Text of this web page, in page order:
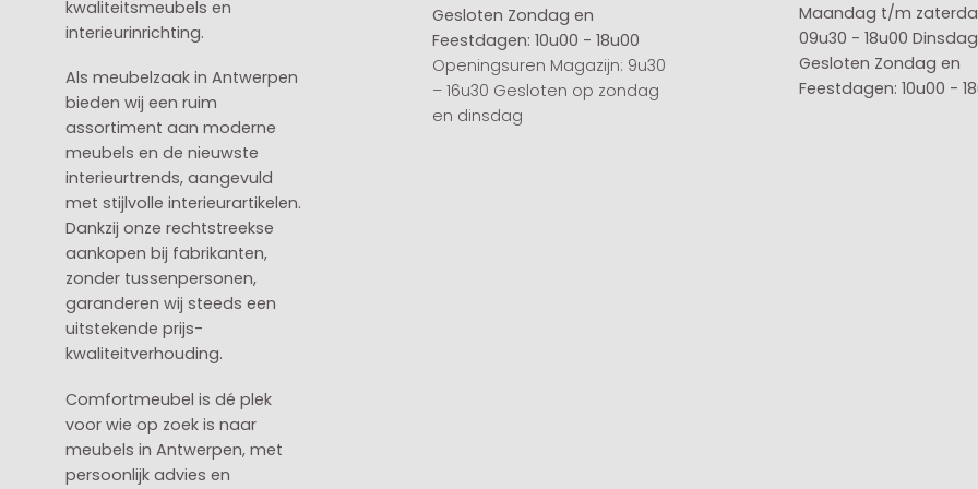
kwaliteitsmeubels en
interieurinrichting.
Als meubelzaak in Antwerpen
bieden wij een ruim
assortiment aan moderne
meubels en de nieuwste
interieurtrends, aangevuld
met stijlvolle interieurartikelen.
Dankzij onze rechtstreekse
aankopen bij fabrikanten,
zonder tussenpersonen,
garanderen wij steeds een
uitstekende prijs-
kwaliteitverhouding.
Comfortmeubel is dé plek
voor wie op zoek is naar
meubels in Antwerpen, met
persoonlijk advies en
Gesloten Zondag en
Feestdagen: 10u00 - 18u00
Openingsuren Magazijn: 9u30
– 16u30 Gesloten op zondag
en dinsdag
Maandag t/m
09u30 - 18u00
Gesloten Zondag en
Feestdagen: 10u00 -